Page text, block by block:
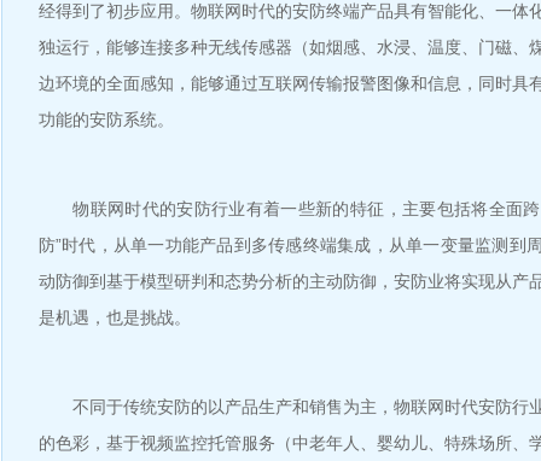
经得到了初步应用。物联网时代的安防终端产品具有智能化、一体
独运行，能够连接多种无线传感器（如烟感、水浸、温度、门磁、
边环境的全面感知，能够通过互联网传输报警图像和信息，同时具
功能的安防系统。
物联网时代的安防行业有着一些新的特征，主要包括将全面跨
防”时代，从单一功能产品到多传感终端集成，从单一变量监测到
动防御到基于模型研判和态势分析的主动防御，安防业将实现从产
是机遇，也是挑战。
不同于传统安防的以产品生产和销售为主，物联网时代安防行
的色彩，基于视频监控托管服务（中老年人、婴幼儿、特殊场所、